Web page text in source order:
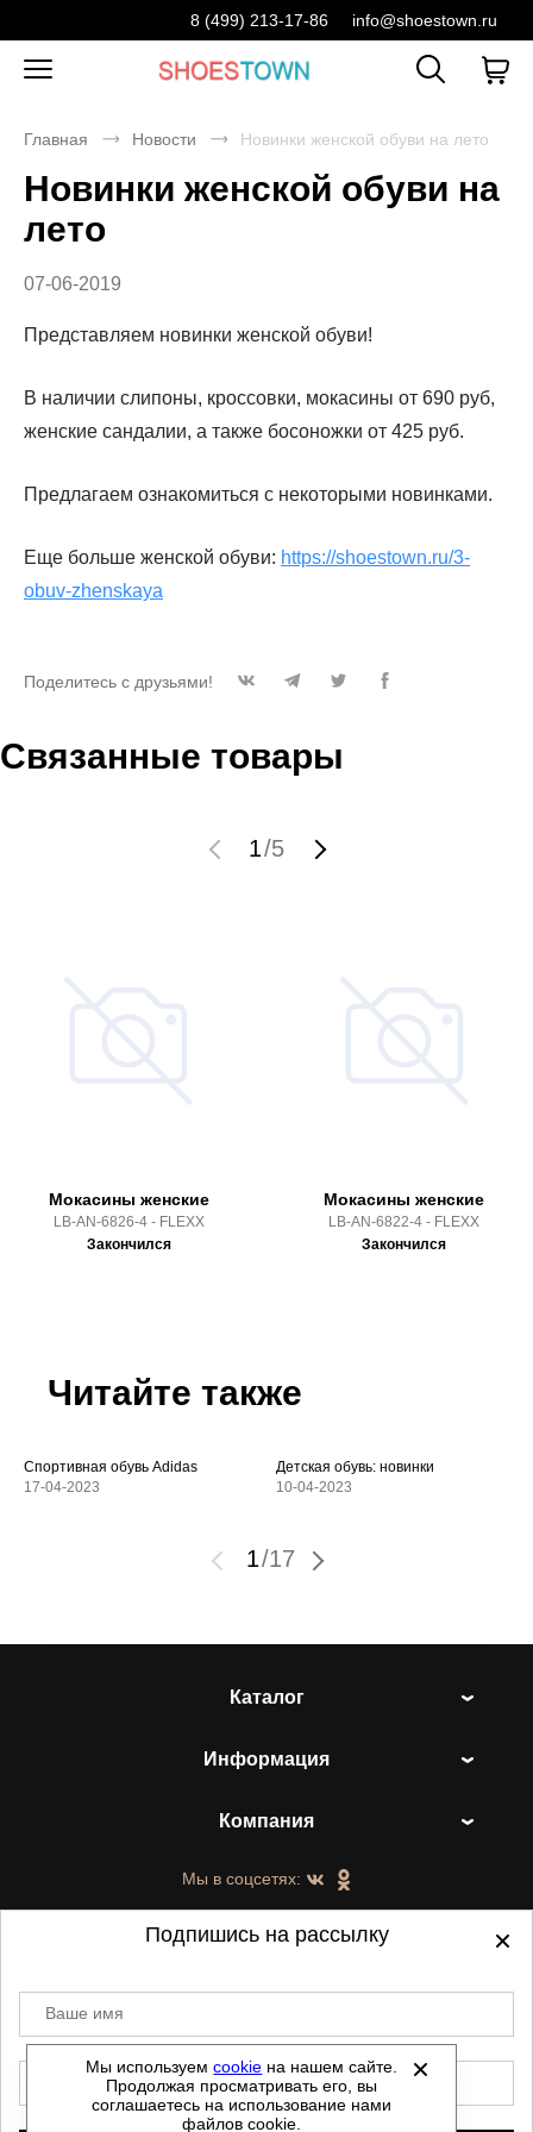
8 (499) 213-17-86 info@shoestown.ru
Главная Новости Новинки женской обуви на лето
Новинки женской обуви на
лето
07-06-2019
Представляем новинки женской обуви!
В наличии слипоны, кроссовки, мокасины от 690 руб,
женские сандалии, а также босоножки от 425 руб.
Предлагаем ознакомиться с некоторыми новинками.
Еще больше женской обуви: https://shoestown.ru/3-
obuv-zhenskaya
Поделитесь с друзьями!
Связанные товары
1/5
Мокасины женские
LB-AN-6826-4 - FLEXX
Закончился
Мокасины женские
LB-AN-6822-4 - FLEXX
Закончился
Читайте также
Спортивная обувь Adidas
17-04-2023
Детская обувь: новинки
10-04-2023
1/17
Каталог
Информация
Компания
Мы в соцсетях:
©2021-2026 - ShoesTown.ru - все права
защищены.
Данный сайт не является интернет магазином и
не является публичной офертой.
Мы используемcookie на нашем сайте.
Продолжая просматривать его, вы
соглашаетесь на использование нами
файлов cookie.
Подпишись на рассылку
Ваше имя